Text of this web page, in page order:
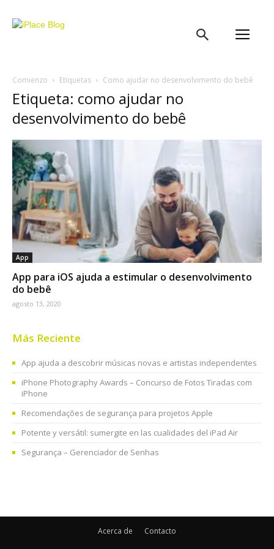
Comienzo Etiquetas Como ajudar no desenvolvimento do bebê
Etiqueta: como ajudar no
desenvolvimento do bebê
App
App para iOS ajuda a estimular o desenvolvimento
do bebê
agosto 13, 2020
Más Reciente
App ajuda a descobrir músicas novas e artistas independentes
iPhone Photography Awards – Concurso de Fotos Tiradas com
iPhone
Recomendações de segurança para projetos Apple
Potente y versátil: sumergite en las cualidades del iPad Air
Segurança – Gerenciador de Senhas
Acerca de Contacto